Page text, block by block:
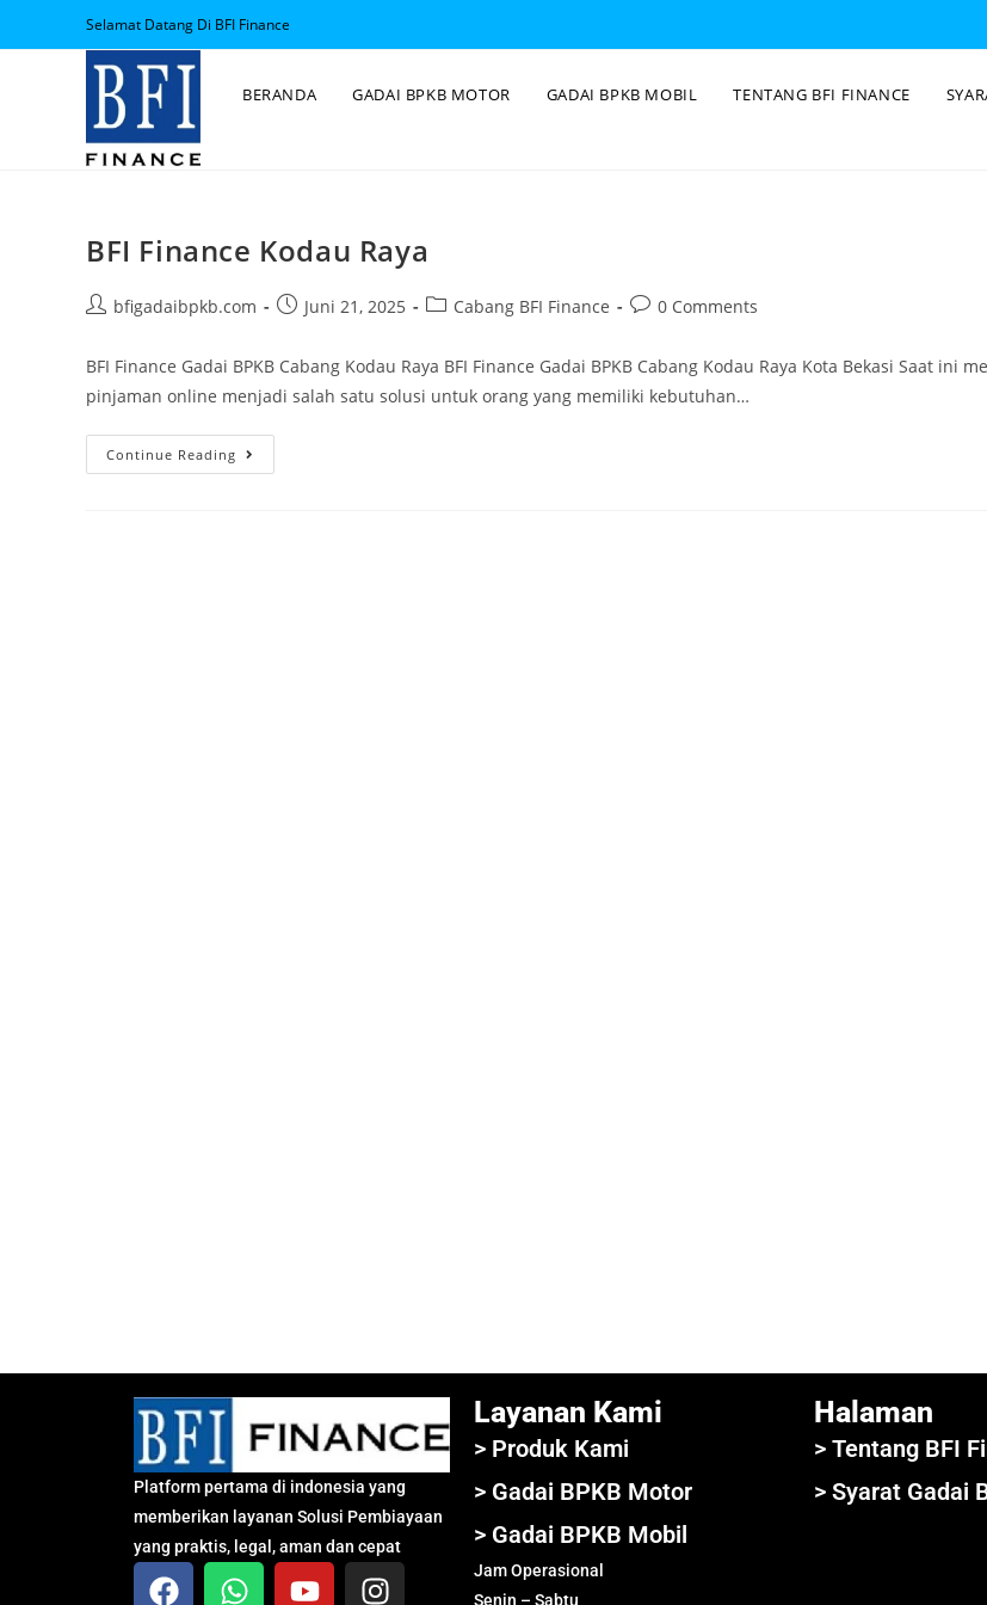
Selamat Datang Di BFI Finance
BERANDA GADAI BPKB MOTOR GADAI BPKB MOBIL TENTANG BFI FINANCE
BFI Finance Kodau Raya
bfigadaibpkb.com Juni 21, 2025 Cabang BFI Finance 0 Comments
BFI Finance Gadai BPKB Cabang Kodau Raya BFI Finance Gadai BPKB Cabang Kodau Raya Kota Bekasi Saat ini
pinjaman online menjadi salah satu solusi untuk orang yang memiliki kebutuhan…
Continue Reading
Platform pertama di indonesia yang
memberikan layanan Solusi Pembiayaan
yang praktis, legal, aman dan cepat
Layanan Kami
> Produk Kami
> Gadai BPKB Motor
> Gadai BPKB Mobil
Jam Operasional
Senin – Sabtu
Halaman
> Tentang BFI
> Syarat Gadai